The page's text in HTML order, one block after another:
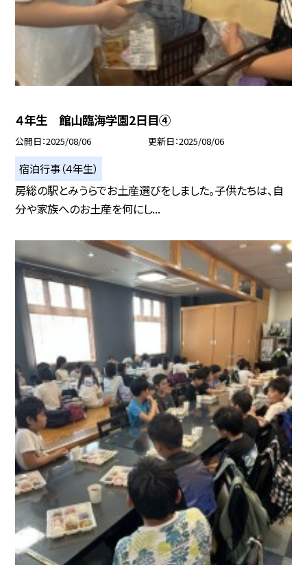
４年生 館山臨海学園2日目④
公開日 2025/08/06 更新日 2025/08/06
宿泊行事（４年生）
房総の駅とみうらでお土産選びをしました。子供たちは、自
分や家族へのお土産を何にし...